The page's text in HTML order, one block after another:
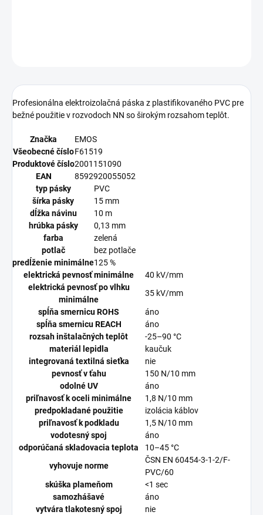
Profesionálna elektroizolačná páska z plastifikovaného PVC pre
bežné použitie v rozvodoch NN so širokým rozsahom teplôt.
Značka
EMOS
Všeobecné čísloF61519
Produktové číslo2001151090
EAN
8592920055052
typ pásky
PVC
šírka pásky
15 mm
dĺžka návinu
10 m
hrúbka pásky
0,13 mm
farba
zelená
potlač
bez potlače
predĺženie minimálne125 %
elektrická pevnosť minimálne
40 kV/mm
elektrická pevnosť po vlhku
minimálne
35 kV/mm
spĺňa smernicu ROHS
áno
spĺňa smernicu REACH
áno
rozsah inštalačných teplôt
-25–90 °C
materiál lepidla
kaučuk
integrovaná textilná sieťka
nie
pevnosť v ťahu
150 N/10 mm
odolné UV
áno
priľnavosť k oceli minimálne
1,8 N/10 mm
predpokladané použitie
izolácia káblov
priľnavosť k podkladu
1,5 N/10 mm
vodotesný spoj
áno
odporúčaná skladovacia teplota
10–45 °C
vyhovuje norme
ČSN EN 60454-3-1-2/F-
PVC/60
skúška plameňom
<1 sec
samozhášavé
áno
vytvára tlakotesný spoj
nie